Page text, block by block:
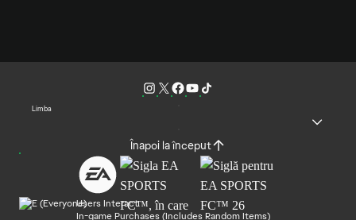
Limba
Înapoi la început
Users Interact
In-game Purchases (Includes Random Items)